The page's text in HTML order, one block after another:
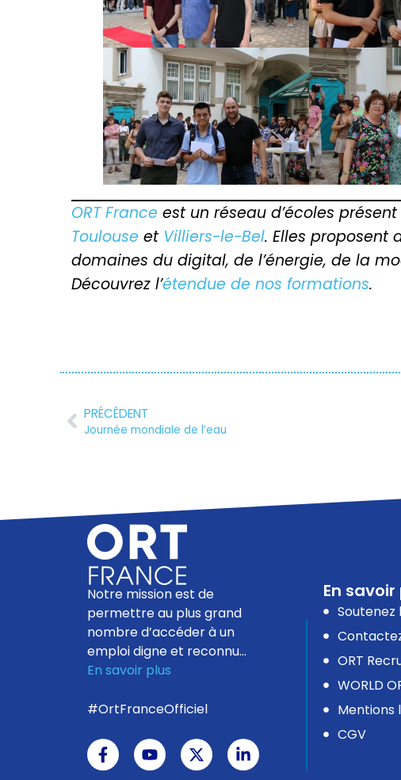
ORT France est un réseau d’écoles
Toulouse et Villiers-le-Bel. Elles proposent
domaines du digital, de l’énergie, de la
Découvrez l’étendue de nos formations.
PRÉCÉDENT
Journée mondiale de l’eau
Notre mission est de
permettre au plus grand
nombre d’accéder à un
emploi digne et reconnu…
En savoir plus
#OrtFranceOfficiel
En savoir
Soutenez
ORT
WORLD
Mentions
CGV